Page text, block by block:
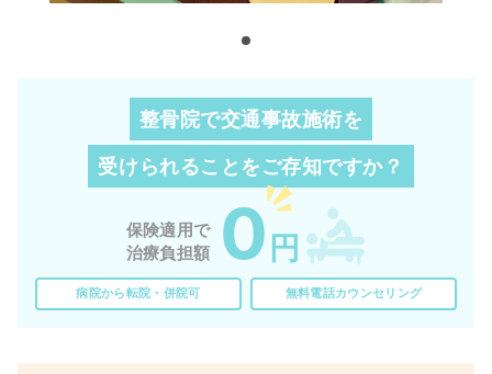
整骨院で交通事故施術を
受けられることをご存知ですか？
保険適用で
治療負担額
0 円
病院から転院・併院可 無料電話カウンセリング